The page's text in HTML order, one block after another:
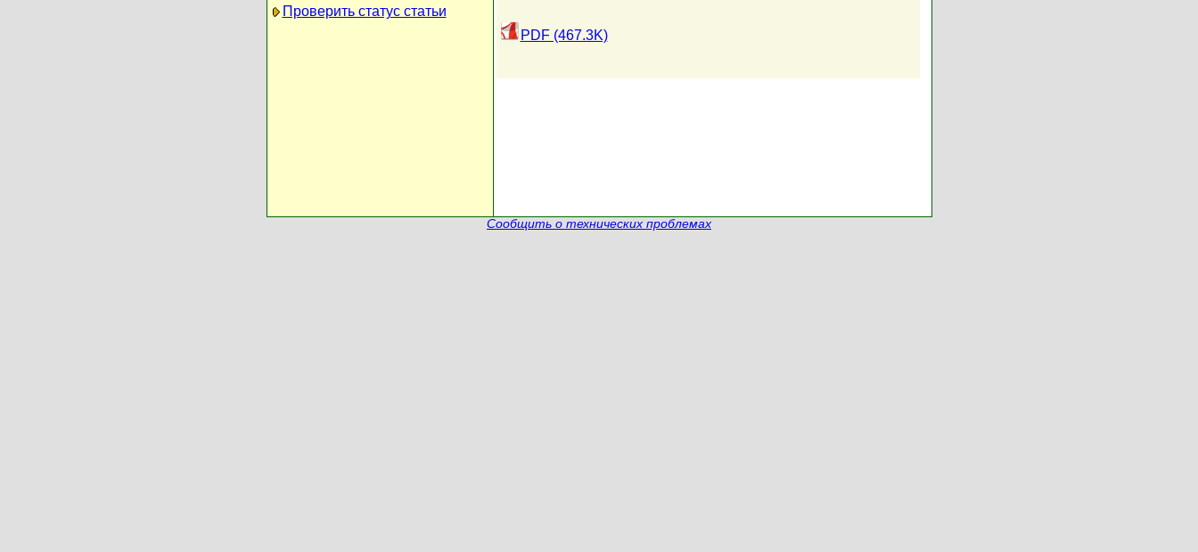
Проверить статус статьи
PDF (467.3K)
Сообщить о технических проблемах